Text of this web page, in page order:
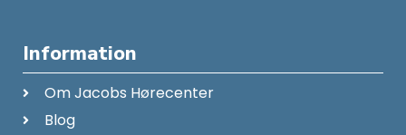
Information
Om Jacobs Hørecenter
Blog